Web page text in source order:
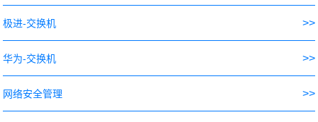
极进-交换机 >>
华为-交换机 >>
网络安全管理 >>